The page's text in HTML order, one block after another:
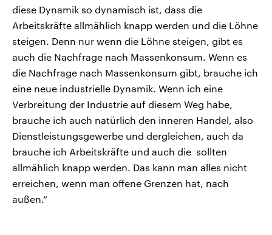
diese Dynamik so dynamisch ist, dass die
Arbeitskräfte allmählich knapp werden und die Löhne
steigen. Denn nur wenn die Löhne steigen, gibt es
auch die Nachfrage nach Massenkonsum. Wenn es
die Nachfrage nach Massenkonsum gibt, brauche ich
eine neue industrielle Dynamik. Wenn ich eine
Verbreitung der Industrie auf diesem Weg habe,
brauche ich auch natürlich den inneren Handel, also
Dienstleistungsgewerbe und dergleichen, auch da
brauche ich Arbeitskräfte und auch die sollten
allmählich knapp werden. Das kann man alles nicht
erreichen, wenn man offene Grenzen hat, nach
außen.“